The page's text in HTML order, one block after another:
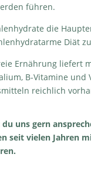
führen.
die
Diät
Ernährung liefert
B-Vitamine und
reichlich
uns gern
seit vielen Jahren